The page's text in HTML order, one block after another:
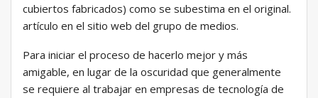
cubiertos fabricados) como se subestima en el original.
artículo en el sitio web del grupo de medios.
Para iniciar el proceso de hacerlo mejor y más
amigable, en lugar de la oscuridad que generalmente
se requiere al trabajar en empresas de tecnología de